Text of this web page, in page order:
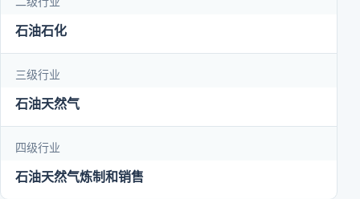
石油石化
三级行业
石油天然气
四级行业
石油天然气炼制和销售